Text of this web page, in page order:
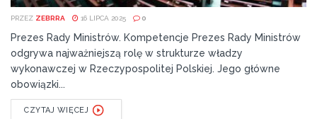
PRZEZ ZEBRRA 16 LIPCA 2025 0
Prezes Rady Ministrów. Kompetencje Prezes Rady Ministrów
odgrywa najważniejszą rolę w strukturze władzy
wykonawczej w Rzeczypospolitej Polskiej. Jego główne
obowiązki...
CZYTAJ WIĘCEJ